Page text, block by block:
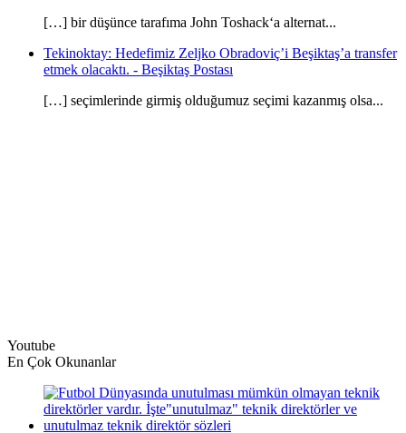
[…] bir düşünce tarafıma John Toshack‘a alternat...
Tekinoktay: Hedefimiz Zeljko Obradoviç’i Beşiktaş’a transfer
etmek olacaktı. - Beşiktaş Postası
[…] seçimlerinde girmiş olduğumuz seçimi kazanmış olsa...
Youtube
En Çok Okunanlar